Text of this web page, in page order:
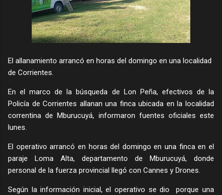
El allanamiento arrancó en horas del domingo en una localidad
de Corrientes.
En el marco de la búsqueda de Lon Peña, efectivos de la
Policía de Corrientes allanan una finca ubicada en la localidad
correntina de Mburucuyá, informaron fuentes oficiales este
lunes.
El operativo arrancó en horas del domingo en una finca en el
paraje Loma Alta, departamento de Mburucuyá, donde
personal de la fuerza provincial llegó con Cannes y Drones.
Según la información inicial, el operativo se dio porque una